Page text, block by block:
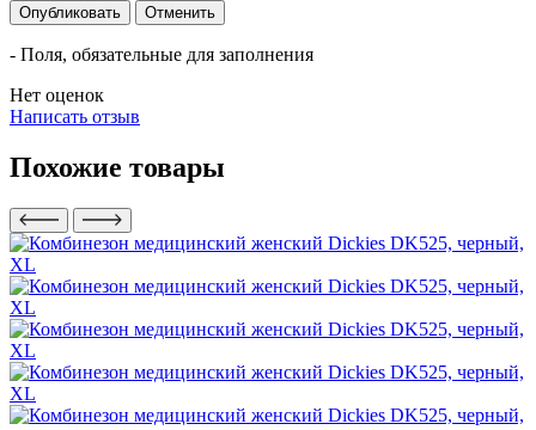
Опубликовать Отменить
- Поля, обязательные для заполнения
Нет оценок
Написать отзыв
Похожие товары